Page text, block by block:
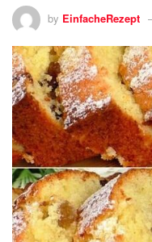
by EinfacheRezept